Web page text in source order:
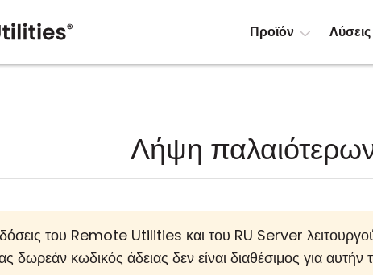
Προϊόν Λύσεις
Λήψη
του Remote Utilities και του RU Server
δωρεάν κωδικός άδειας δεν είναι διαθέσιμος για αυτήν